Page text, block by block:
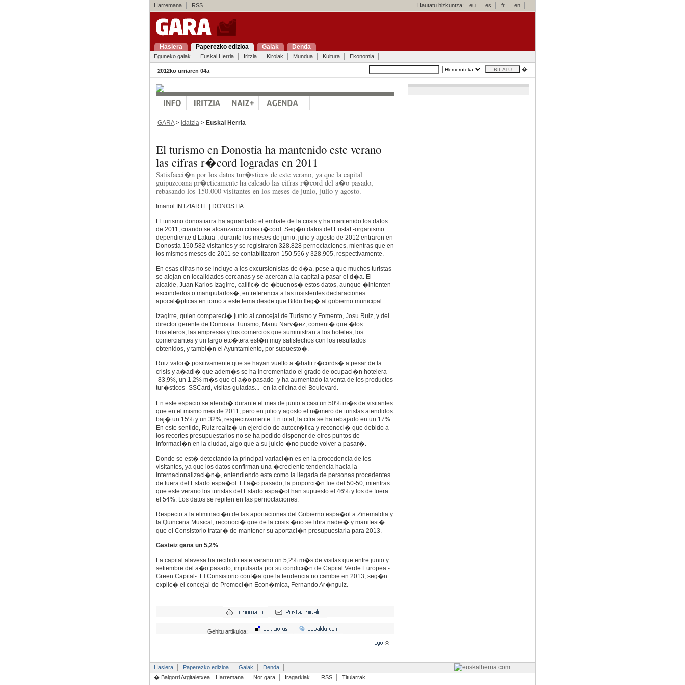
Harremana RSS Hautatu hizkuntza: eu es fr en
Hasiera Paperezko edizioa Gaiak Denda
Eguneko gaiak Euskal Herria Iritzia Kirolak Mundua Kultura Ekonomia
2012ko urriaren 04a �
GARA> Idatzia > Euskal Herria
El turismo en Donostia ha mantenido este verano
las cifras r�cord logradas en 2011
Satisfacci�n por los datos tur�sticos de este verano, ya que la capital
guipuzcoana pr�cticamente ha calcado las cifras r�cord del a�o pasado,
rebasando los 150.000 visitantes en los meses de junio, julio y agosto.
Imanol INTZIARTE | DONOSTIA
El turismo donostiarra ha aguantado el embate de la crisis y ha mantenido los datos
de 2011, cuando se alcanzaron cifras r�cord. Seg�n datos del Eustat -organismo
dependiente d Lakua-, durante los meses de junio, julio y agosto de 2012 entraron en
Donostia 150.582 visitantes y se registraron 328.828 pernoctaciones, mientras que en
los mismos meses de 2011 se contabilizaron 150.556 y 328.905, respectivamente.
En esas cifras no se incluye a los excursionistas de d�a, pese a que muchos turistas
se alojan en localidades cercanas y se acercan a la capital a pasar el d�a. El
alcalde, Juan Karlos Izagirre, calific� de �buenos� estos datos, aunque �intenten
esconderlos o manipularlos�, en referencia a las insistentes declaraciones
apocal�pticas en torno a este tema desde que Bildu lleg� al gobierno municipal.
Izagirre, quien compareci� junto al concejal de Turismo y Fomento, Josu Ruiz, y del
director gerente de Donostia Turismo, Manu Narv�ez, coment� que �los
hosteleros, las empresas y los comercios que suministran a los hoteles, los
comerciantes y un largo etc�tera est�n muy satisfechos con los resultados
obtenidos, y tambi�n el Ayuntamiento, por supuesto�.
Ruiz valor� positivamente que se hayan vuelto a �batir r�cords� a pesar de la
crisis y a�adi� que adem�s se ha incrementado el grado de ocupaci�n hotelera
-83,9%, un 1,2% m�s que el a�o pasado- y ha aumentado la venta de los productos
tur�sticos -SSCard, visitas guiadas...- en la oficina del Boulevard.
En este espacio se atendi� durante el mes de junio a casi un 50% m�s de visitantes
que en el mismo mes de 2011, pero en julio y agosto el n�mero de turistas atendidos
baj� un 15% y un 32%, respectivamente. En total, la cifra se ha rebajado en un 17%.
En este sentido, Ruiz realiz� un ejercicio de autocr�tica y reconoci� que debido a
los recortes presupuestarios no se ha podido disponer de otros puntos de
informaci�n en la ciudad, algo que a su juicio �no puede volver a pasar�.
Donde se est� detectando la principal variaci�n es en la procedencia de los
visitantes, ya que los datos confirman una �creciente tendencia hacia la
internacionalizaci�n�, entendiendo esta como la llegada de personas procedentes
de fuera del Estado espa�ol. El a�o pasado, la proporci�n fue del 50-50, mientras
que este verano los turistas del Estado espa�ol han supuesto el 46% y los de fuera
el 54%. Los datos se repiten en las pernoctaciones.
Respecto a la eliminaci�n de las aportaciones del Gobierno espa�ol a Zinemaldia y
la Quincena Musical, reconoci� que de la crisis �no se libra nadie� y manifest�
que el Consistorio tratar� de mantener su aportaci�n presupuestaria para 2013.
Gasteiz gana un 5,2%
La capital alavesa ha recibido este verano un 5,2% m�s de visitas que entre junio y
setiembre del a�o pasado, impulsada por su condici�n de Capital Verde Europea -
Green Capital-. El Consistorio conf�a que la tendencia no cambie en 2013, seg�n
explic� el concejal de Promoci�n Econ�mica, Fernando Ar�nguiz.
Gehitu artikuloa:
Hasiera Paperezko edizioa Gaiak
Denda
� Baigorri Argitaletxea
Harremana Nor gara Iragarkiak RSS Titularrak